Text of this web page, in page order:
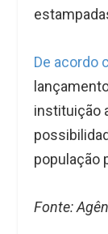
De acordo
instituição
população
Fonte: